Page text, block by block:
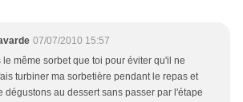
07/07/2010 15:57
le même sorbet que toi pour éviter qu'il ne
turbiner ma sorbetière pendant le repas et
dégustons au dessert sans passer par l'étape